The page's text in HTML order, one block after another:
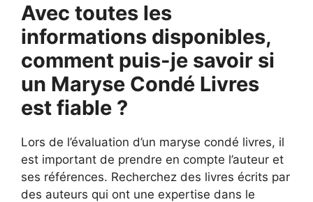
Avec toutes les
informations disponibles,
comment puis-je savoir si
un Maryse Condé Livres
est fiable ?
Lors de l’évaluation d’un maryse condé livres, il
est important de prendre en compte l’auteur et
ses références. Recherchez des livres écrits par
des auteurs qui ont une expertise dans le